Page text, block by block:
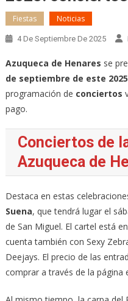
Fiestas Noticias
4 De Septiembre De 2025
Azuqueca de Henares se
de septiembre de este 2025
programación de conciertos
pago.
Conciertos de
Azuqueca de
Destaca en estas
Suena, que tendrá lugar el
de San Miguel. El cartel está
cuenta también con Sexy
Deejays. El precio de las
comprar a través de la página